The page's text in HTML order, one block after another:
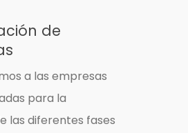
de
a las empresas
para la
las diferentes fases